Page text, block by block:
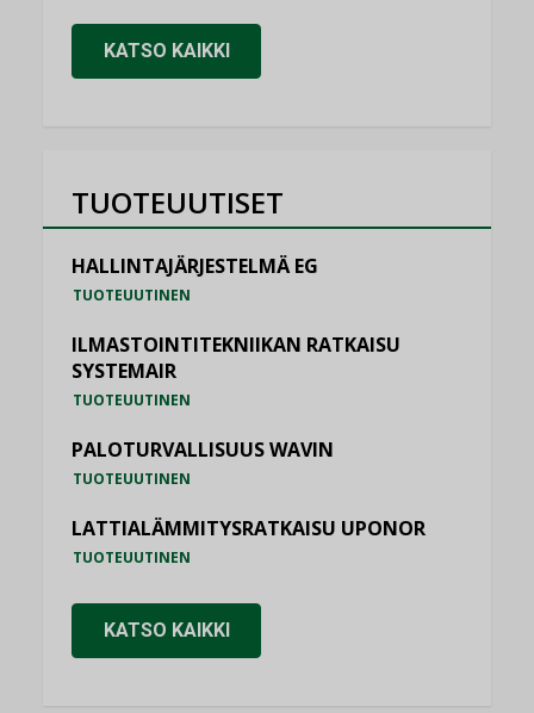
KATSO KAIKKI
TUOTEUUTISET
HALLINTAJÄRJESTELMÄ EG
TUOTEUUTINEN
ILMASTOINTITEKNIIKAN RATKAISU
SYSTEMAIR
TUOTEUUTINEN
PALOTURVALLISUUS WAVIN
TUOTEUUTINEN
LATTIALÄMMITYSRATKAISU UPONOR
TUOTEUUTINEN
KATSO KAIKKI